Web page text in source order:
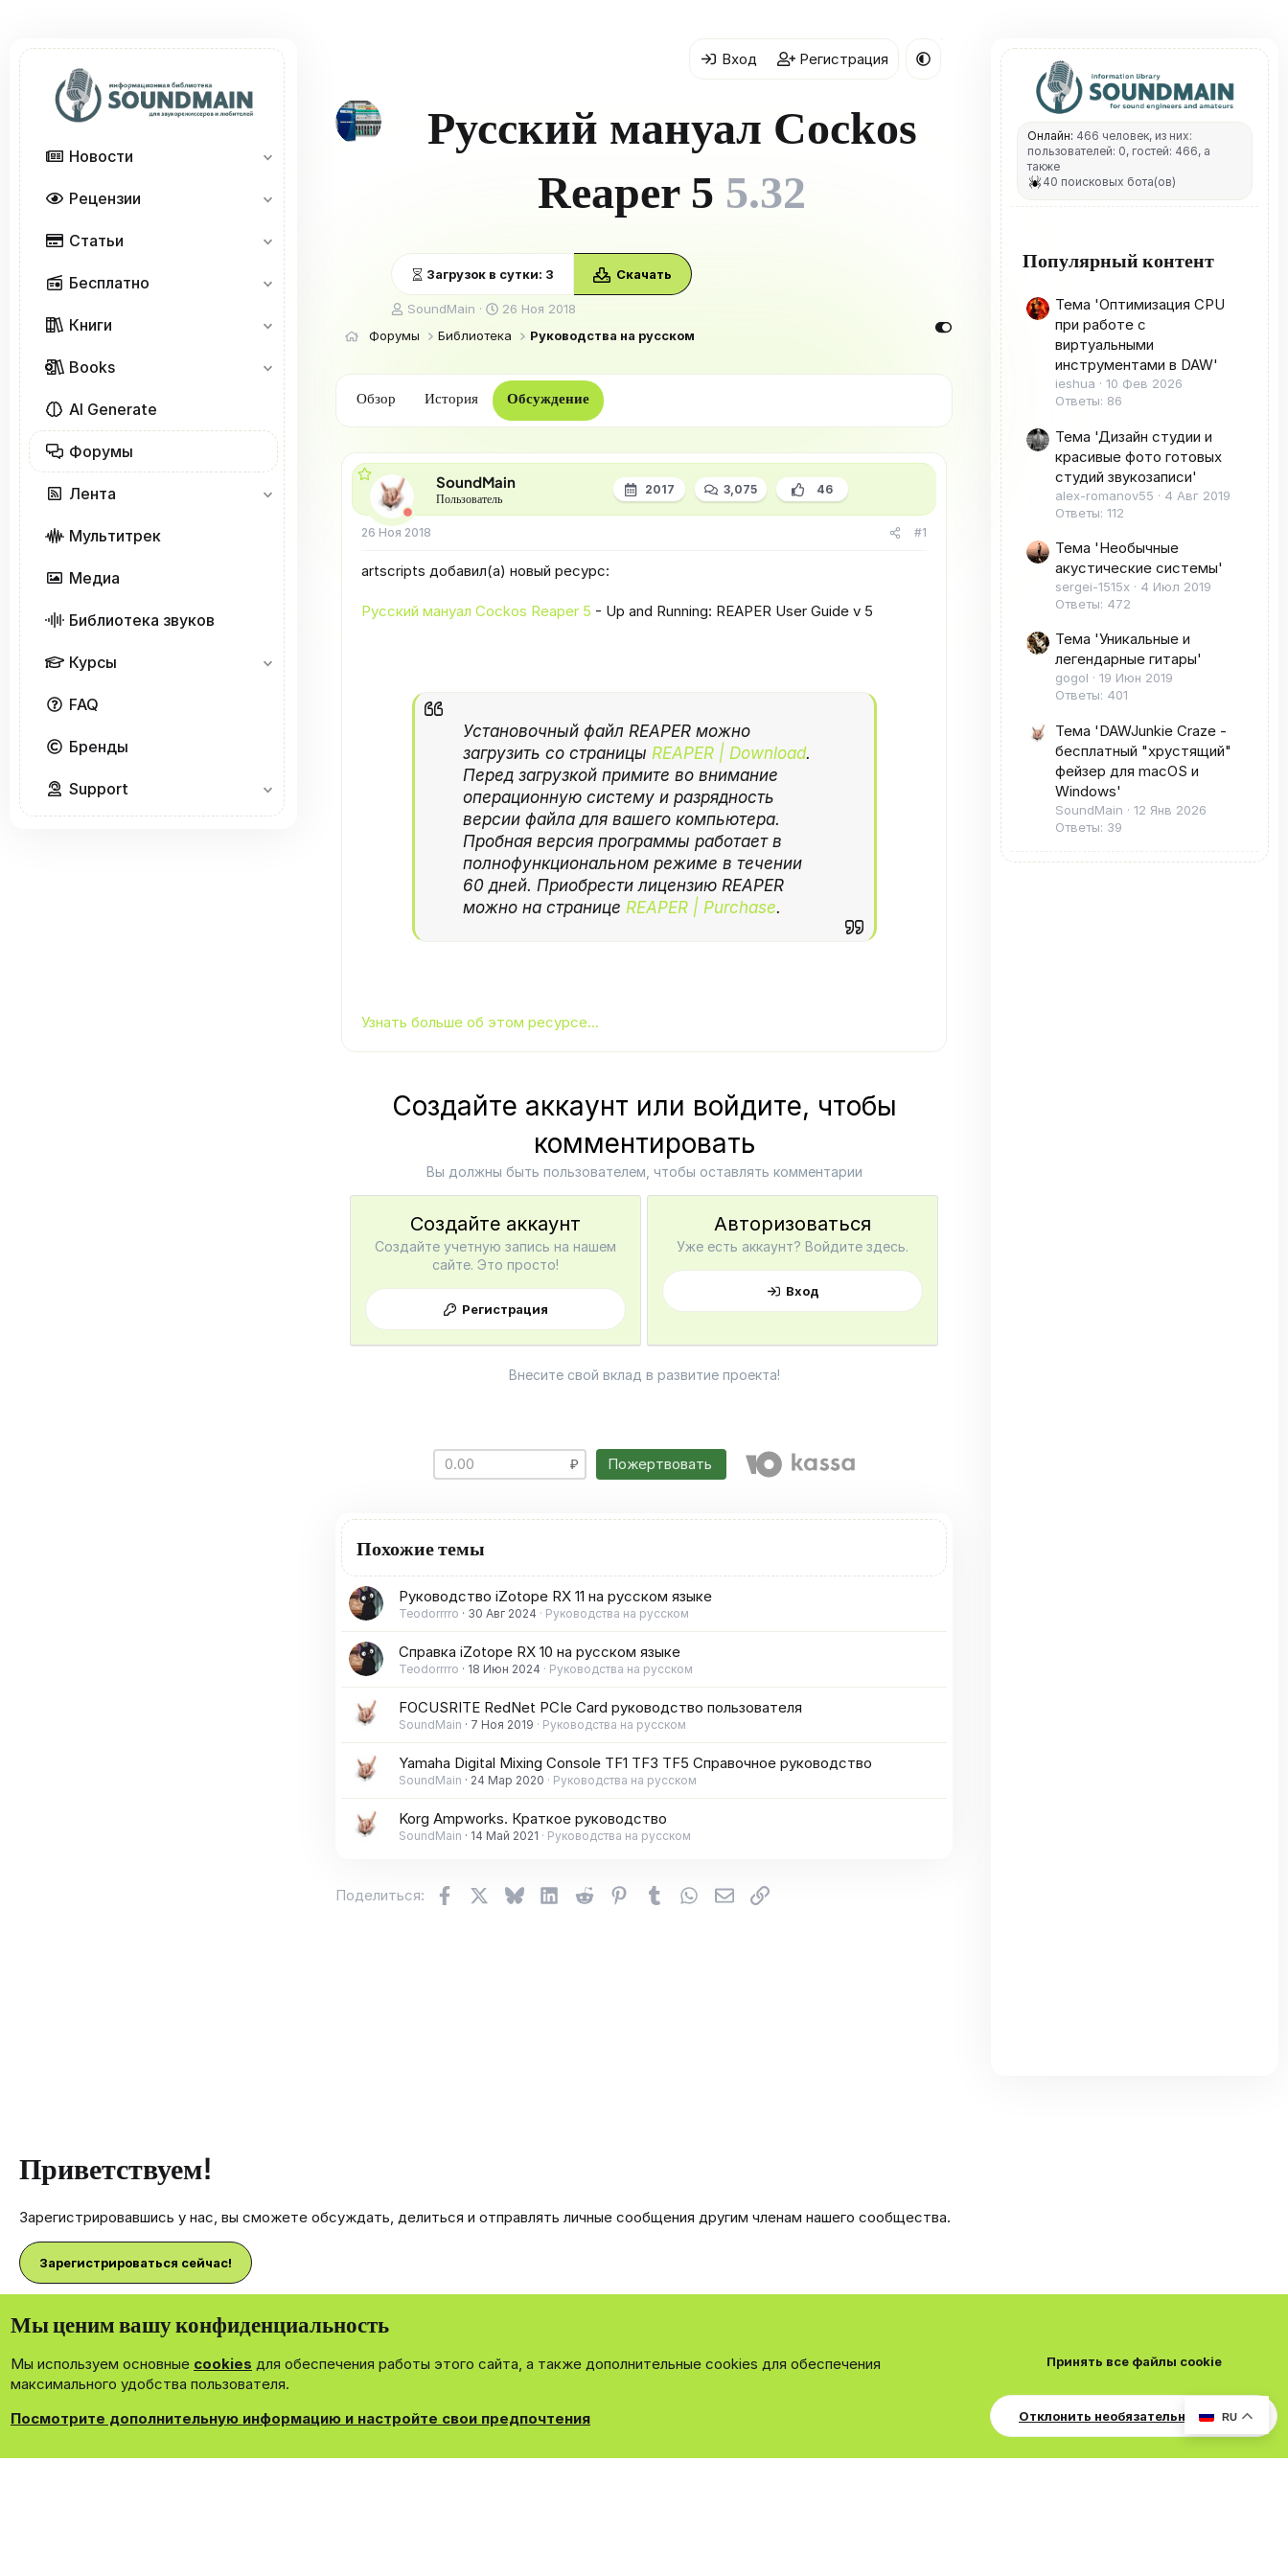
RU
Новости
Рецензии
Статьи
Бесплатно
Книги
Books
AI Generate
Форумы
Лента
Мультитрек
Медиа
Библиотека звуков
Курсы
FAQ
Бренды
Support
Вход Регистрация
Русский мануал Cockos
Reaper 5 5.32
Загрузок в сутки: 3 Скачать
А
т
р
м
SoundMain
Д
т
н
а
а
а
26 Ноя 2018
Форумы
Библиотека Руководства на русском
Обзор История Обсуждение
SoundMain
Пользователь
2017 3,075 46
26 Ноя 2018 #1
artscripts добавил(а) новый ресурс:
Русский мануал Cockos Reaper 5 - Up and Running: REAPER User Guide v 5
Установочный файл REAPER можно
загрузить со страницы REAPER | Download.
Перед загрузкой примите во внимание
операционную систему и разрядность
версии файла для вашего компьютера.
Пробная версия программы работает в
полнофункциональном режиме в течении
60 дней. Приобрести лицензию REAPER
можно на странице REAPER | Purchase.
Узнать больше об этом ресурсе...
Создайте аккаунт или войдите, чтобы
комментировать
Вы должны быть пользователем, чтобы оставлять комментарии
Создайте аккаунт
Создайте учетную запись на нашем
сайте. Это просто!
Регистрация
Авторизоваться
Уже есть аккаунт? Войдите здесь.
Вход
Внесите свой вклад в развитие проекта!
Пожертвовать
Похожие темы
Руководство iZotope RX 11 на русском языке
Teodorrrro 30 Авг 2024 Руководства на русском
Справка iZotope RX 10 на русском языке
Teodorrrro 18 Июн 2024 Руководства на русском
FOCUSRITE RedNet PCIe Card руководство пользователя
SoundMain 7 Ноя 2019 Руководства на русском
Yamaha Digital Mixing Console TF1 TF3 TF5 Справочное руководство
SoundMain 24 Мар 2020 Руководства на русском
Korg Ampworks. Краткое руководство
SoundMain 14 Май 2021 Руководства на русском
Поделиться: FacebookX (Twitter)
BlueskyLinkedIn
Reddit Pinterest
Tumblr WhatsApp
Электронная почта
Ссылка
Онлайн: 466 человек, из них:
пользователей: 0, гостей: 466, а
также
40 поисковых бота(ов)
Популярный контент
Тема 'Оптимизация CPU
при работе с
виртуальными
инструментами в DAW'
ieshua
10 Фев 2026
Ответы: 86
Тема 'Дизайн студии и
красивые фото готовых
студий звукозаписи'
alex-romanov55
4 Авг 2019
Ответы: 112
Тема 'Необычные
акустические системы'
sergei-1515x
4 Июл 2019
Ответы: 472
Тема 'Уникальные и
легендарные гитары'
gogol
19 Июн 2019
Ответы: 401
Тема 'DAWJunkie Craze -
бесплатный "хрустящий"
фейзер для macOS и
Windows'
SoundMain
12 Янв 2026
Ответы: 39
Приветствуем!
Зарегистрировавшись у нас, вы сможете обсуждать, делиться и отправлять личные сообщения другим членам нашего сообщества.
Зарегистрироваться сейчас!
Community platform by XenForo ® © 2010-2026 XenForo Ltd.
Cookies Russian Обратная связь Поддержка Политика конфиденциальности
R
S
Мы ценим вашу конфиденциальность
Мы используем основные cookies для обеспечения работы этого сайта, а также дополнительные cookies для обеспечения
максимального удобства пользователя.
Посмотрите дополнительную информацию и настройте свои предпочтения
Принять все файлы cookie
Отклонить необязательные cookie